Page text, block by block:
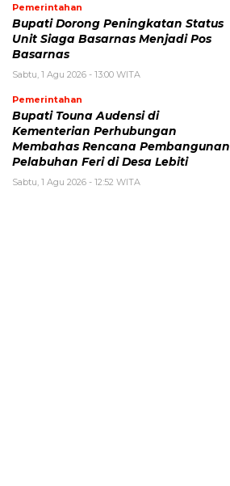
Pemerintahan
Bupati Dorong Peningkatan Status
Unit Siaga Basarnas Menjadi Pos
Basarnas
Sabtu, 1 Agu 2026 - 13:00 WITA
Pemerintahan
Bupati Touna Audensi di
Kementerian Perhubungan
Membahas Rencana Pembangunan
Pelabuhan Feri di Desa Lebiti
Sabtu, 1 Agu 2026 - 12:52 WITA